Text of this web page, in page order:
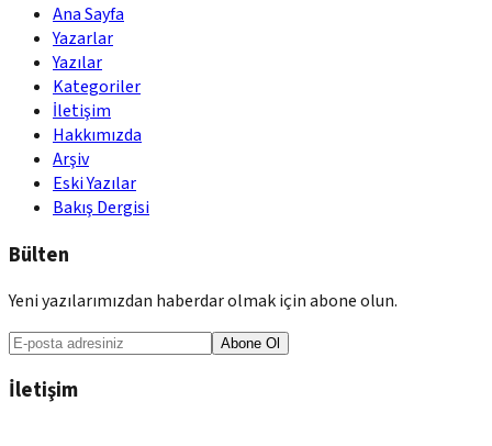
Ana Sayfa
Yazarlar
Yazılar
Kategoriler
İletişim
Hakkımızda
Arşiv
Eski Yazılar
Bakış Dergisi
Bülten
Yeni yazılarımızdan haberdar olmak için abone olun.
Abone Ol
İletişim